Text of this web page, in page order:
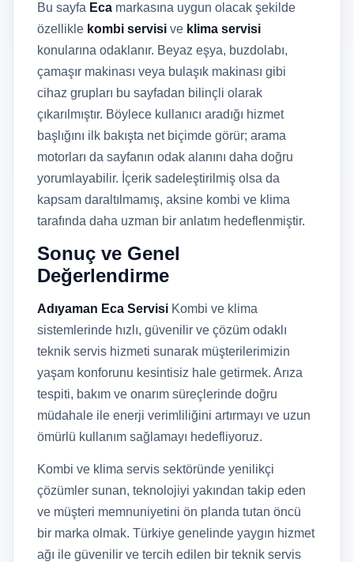
Bu sayfa Eca markasına uygun olacak şekilde
özellikle kombi servisi ve klima servisi
konularına odaklanır. Beyaz eşya, buzdolabı,
çamaşır makinası veya bulaşık makinası gibi
cihaz grupları bu sayfadan bilinçli olarak
çıkarılmıştır. Böylece kullanıcı aradığı hizmet
başlığını ilk bakışta net biçimde görür; arama
motorları da sayfanın odak alanını daha doğru
yorumlayabilir. İçerik sadeleştirilmiş olsa da
kapsam daraltılmamış, aksine kombi ve klima
tarafında daha uzman bir anlatım hedeflenmiştir.
Sonuç ve Genel
Değerlendirme
Adıyaman Eca Servisi Kombi ve klima
sistemlerinde hızlı, güvenilir ve çözüm odaklı
teknik servis hizmeti sunarak müşterilerimizin
yaşam konforunu kesintisiz hale getirmek. Arıza
tespiti, bakım ve onarım süreçlerinde doğru
müdahale ile enerji verimliliğini artırmayı ve uzun
ömürlü kullanım sağlamayı hedefliyoruz.
Kombi ve klima servis sektöründe yenilikçi
çözümler sunan, teknolojiyi yakından takip eden
ve müşteri memnuniyetini ön planda tutan öncü
bir marka olmak. Türkiye genelinde yaygın hizmet
ağı ile güvenilir ve tercih edilen bir teknik servis